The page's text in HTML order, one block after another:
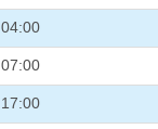
04:00
07:00
17:00